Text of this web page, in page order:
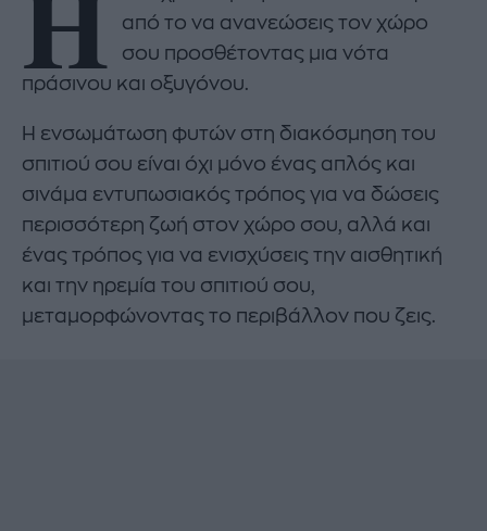
από το να ανανεώσεις τον χώρο
σου προσθέτοντας μια νότα
πράσινου και οξυγόνου.
Η ενσωμάτωση φυτών στη διακόσμηση του
σπιτιού σου είναι όχι μόνο ένας απλός και
σινάμα εντυπωσιακός τρόπος για να δώσεις
περισσότερη ζωή στον χώρο σου, αλλά και
ένας τρόπος για να ενισχύσεις την αισθητική
και την ηρεμία του σπιτιού σου,
μεταμορφώνοντας το περιβάλλον που ζεις.